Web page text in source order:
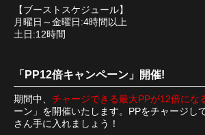
【ブーストスケジュール】
月曜日～金曜日:4時間以上
土日:12時間
「PP12倍キャンペーン」開催!
期間中、 チャージできる最大PPが12倍にな
ーン」を開催いたします。PPをチャージし
さん手に入れましょう！